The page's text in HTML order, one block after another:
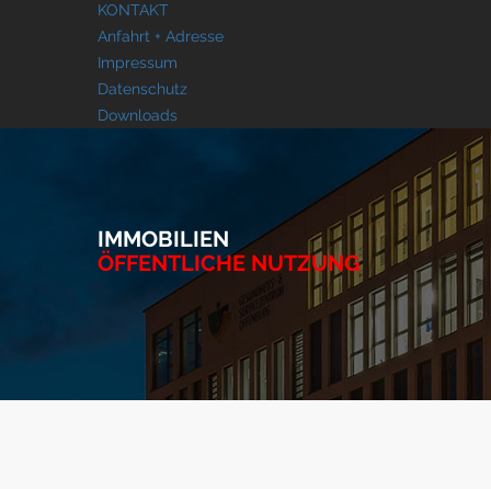
KONTAKT
Anfahrt + Adresse
Impressum
Datenschutz
Downloads
IMMOBILIEN
ÖFFENTLICHE NUTZUNG